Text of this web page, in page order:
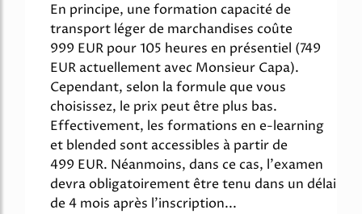
En principe, une formation capacité de
transport léger de marchandises coûte
999 EUR pour 105 heures en présentiel (749
EUR actuellement avec Monsieur Capa).
Cependant, selon la formule que vous
choisissez, le prix peut être plus bas.
Effectivement, les formations en e-learning
et blended sont accessibles à partir de
499 EUR. Néanmoins, dans ce cas, l'examen
devra obligatoirement être tenu dans un délai
de 4 mois après l'inscription...